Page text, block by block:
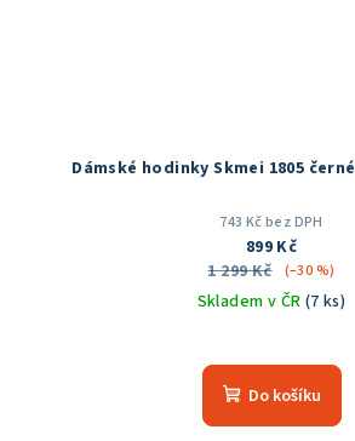
Dámské hodinky Skmei 1805 černé
743 Kč bez DPH
899 Kč
1 299 Kč
(–30 %)
Skladem v ČR (7 ks)
hodnocení
produktu
Do košíku